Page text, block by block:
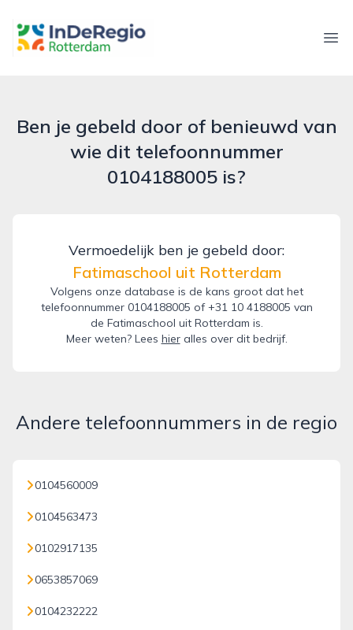
inderegiorotterdam.nl
Ben je gebeld door of benieuwd van
wie dit telefoonnummer
0104188005 is?
Vermoedelijk ben je gebeld door:
Fatimaschool uit Rotterdam
Volgens onze database is de kans groot dat het
telefoonnummer 0104188005 of +31 10 4188005 van
de Fatimaschool uit Rotterdam is.
Meer weten? Lees hieralles over dit bedrijf.
Andere telefoonnummers in de regio
0104560009
0104563473
0102917135
0653857069
0104232222